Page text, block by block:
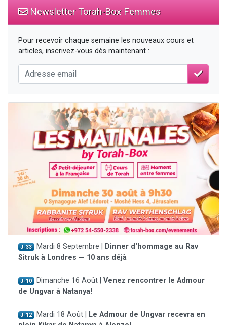
Newsletter Torah-Box Femmes
Pour recevoir chaque semaine les nouveaux cours et
articles, inscrivez-vous dès maintenant :
J-33 Mardi 8 Septembre |
Dinner d'hommage au Rav
Sitruk à Londres — 10 ans déjà
J-10 Dimanche 16 Août | Venez rencontrer le Admour
de Ungvar à Natanya!
J-12 Mardi 18 Août |
Le Admour de Ungvar recevra en